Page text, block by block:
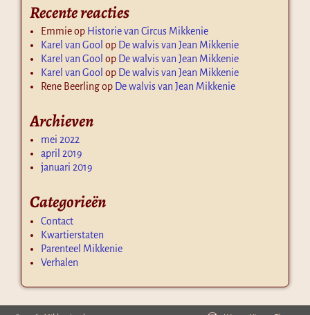
Recente reacties
Emmieop Historie van Circus Mikkenie
Karel van Gool op De walvis van Jean Mikkenie
Karel van Gool op De walvis van Jean Mikkenie
Karel van Gool op De walvis van Jean Mikkenie
Rene Beerlingop De walvis van Jean Mikkenie
Archieven
mei 2022
april 2019
januari 2019
Categorieën
Contact
Kwartierstaten
Parenteel Mikkenie
Verhalen